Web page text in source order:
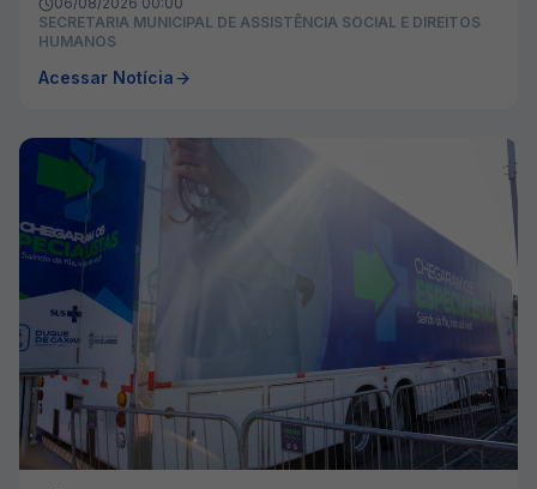
SECRETARIA MUNICIPAL DE ASSISTÊNCIA SOCIAL E DIREITOS
HUMANOS
Acessar Notícia